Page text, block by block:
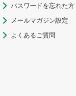
 パスワードを忘れた方
 メールマガジン設定
 よくあるご質問